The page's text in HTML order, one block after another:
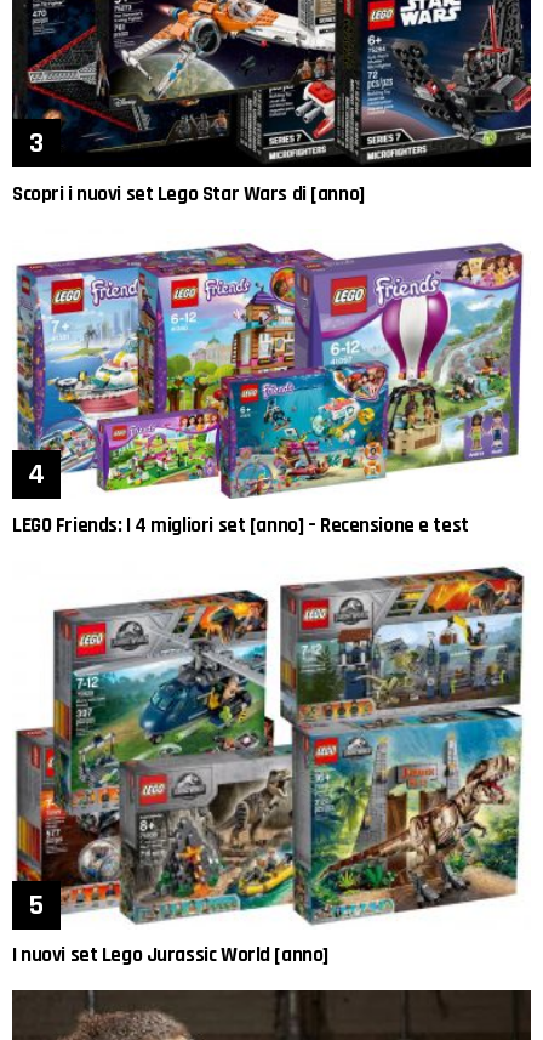
Scopri i nuovi set Lego Star Wars di [anno]
LEGO Friends: I 4 migliori set [anno] – Recensione e test
I nuovi set Lego Jurassic World [anno]